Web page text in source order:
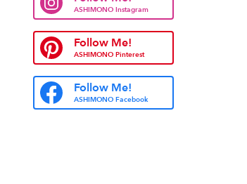
ASHIMONO Instagram
Follow Me!
ASHIMONO Pinterest
Follow Me!
ASHIMONO Facebook